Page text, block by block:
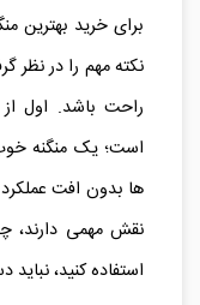
برای خرید بهترین
نکته مهم را در نظر
راحت باشد. اول
است؛ یک منگنه
ها بدون افت عملکرد
نقش مهمی دارند،
استفاده کنید،